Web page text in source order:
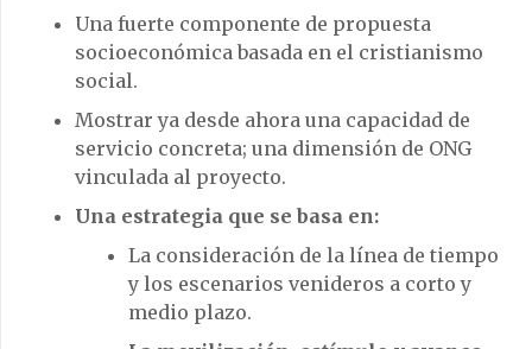
Una fuerte componente de propuesta
socioeconómica basada en el cristianismo
social.
Mostrar ya desde ahora una capacidad de
servicio concreta; una dimensión de ONG
vinculada al proyecto.
Una estrategia que se basa en:
La consideración de la línea de tiempo
y los escenarios venideros a corto y
medio plazo.